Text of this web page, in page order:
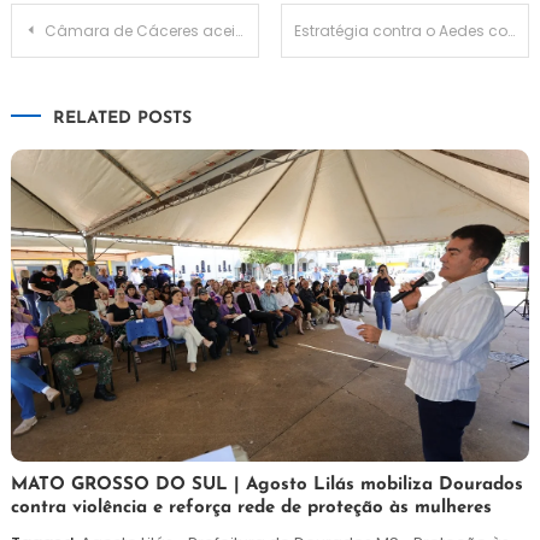
Navegação
Câmara de Cáceres aceita projetos que buscam a ressocialização de reeducandos e segurança alimentar ao município Estratégia contra o Aedes com larvicida se torna política nacional
RELATED POSTS
5
de
Maurilio
MATO GROSSO DO SUL | Agosto Lilás mobiliza Dourados
contra violência e reforça rede de proteção às mulheres